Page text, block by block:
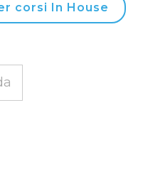
corsi In House